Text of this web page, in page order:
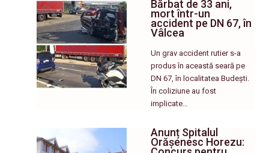
Bărbat de 33 ani,
mort într-un
accident pe DN 67, în
Vâlcea
Un grav accident rutier s-a
produs în această seară pe
DN 67, în localitatea Budești.
În coliziune au fost
implicate…
Anunț Spitalul
Orășenesc Horezu: